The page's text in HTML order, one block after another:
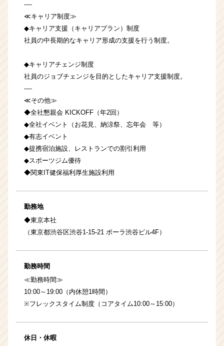
----
≪キャリア制度≫
◆キャリア支援（キャリアプラン）制度
社員の中長期的なキャリア形成の支援を行う制度。
◆キャリアチェンジ制度
社員のジョブチェンジを目的としたキャリア支援制度。
----
≪その他≫
◆全社懇親会 KICKOFF（年2回）
◆全社イベント（お花見、納涼祭、忘年会 等）
◆有志イベント
◆提携宿泊施設、レストランでの割引利用
◆スポーツジム優待
◆関東IT健保福利厚生施設利用
勤務地
◆東京本社
（東京都渋谷区渋谷1-15-21 ポーラ渋谷ビル4F）
勤務時間
≪勤務時間≫
10:00～19:00（内休憩1時間）
※フレックスタイム制度（コアタイム10:00～15:00）
休日・休暇